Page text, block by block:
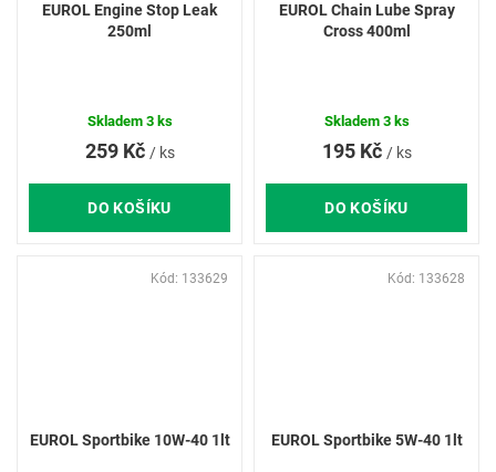
EUROL Engine Stop Leak
250ml
259 Kč / ks
DO KOŠÍKU
Skladem 3 ks
EUROL Chain Lube Spray
Cross 400ml
195 Kč / ks
DO KOŠÍKU
Skladem 3 ks
EUROL Sportbike 10W-40 1lt
Kód: 133629
EUROL Sportbike 5W-40 1lt
Kód: 133628